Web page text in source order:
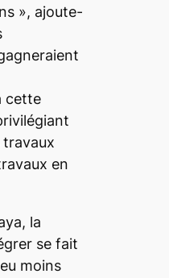
», ajoute-
cette
travaux
en
la
se fait
moins